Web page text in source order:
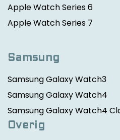
Apple Watch Series 6
Apple Watch Series 7
Samsung
Samsung Galaxy Watch3
Samsung Galaxy Watch4
Samsung Galaxy Watch4
Overig